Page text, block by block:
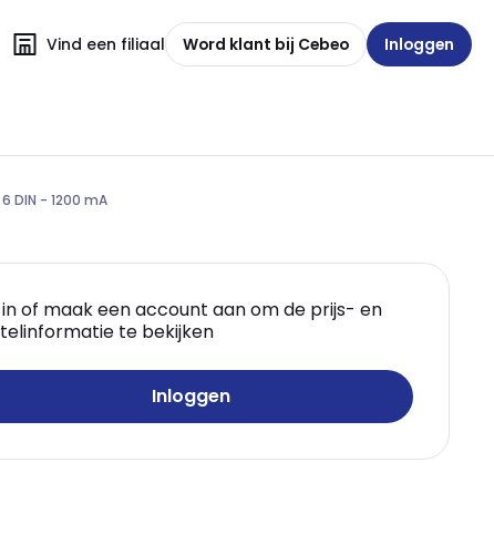
Vind een filiaal Word klant bij Cebeo Inloggen
DIN - 1200 mA
in of maak een account aan om de prijs- en
te bekijken
Inloggen